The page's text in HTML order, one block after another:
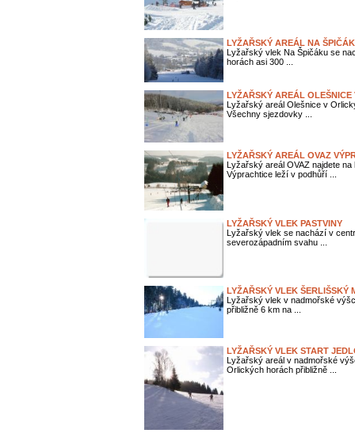
LYŽAŘSKÝ AREÁL NA
Lyžařský vlek Na Špičáku se
horách asi 300 ...
LYŽAŘSKÝ AREÁL
Lyžařský areál Olešnice v
Všechny sjezdovky ...
LYŽAŘSKÝ AREÁL OVAZ
Lyžařský areál OVAZ najdete
Výprachtice leží v podhůří ...
LYŽAŘSKÝ VLEK PASTVINY
Lyžařský vlek se nachází v
severozápadním svahu ...
LYŽAŘSKÝ VLEK ŠERLIŠSKÝ
Lyžařský vlek v nadmořské
přibližně 6 km na ...
LYŽAŘSKÝ VLEK START
Lyžařský areál v nadmořské
Orlických horách přibližně ...